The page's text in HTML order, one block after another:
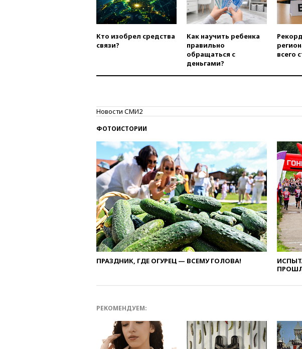
Кто изобрел средства
связи?
Как научить ребенка
правильно
обращаться с
деньгами?
всего
Новости СМИ2
ФОТОИСТОРИИ
ПРАЗДНИК, ГДЕ ОГУРЕЦ — ВСЕМУ ГОЛОВА!
РЕКОМЕНДУЕМ: